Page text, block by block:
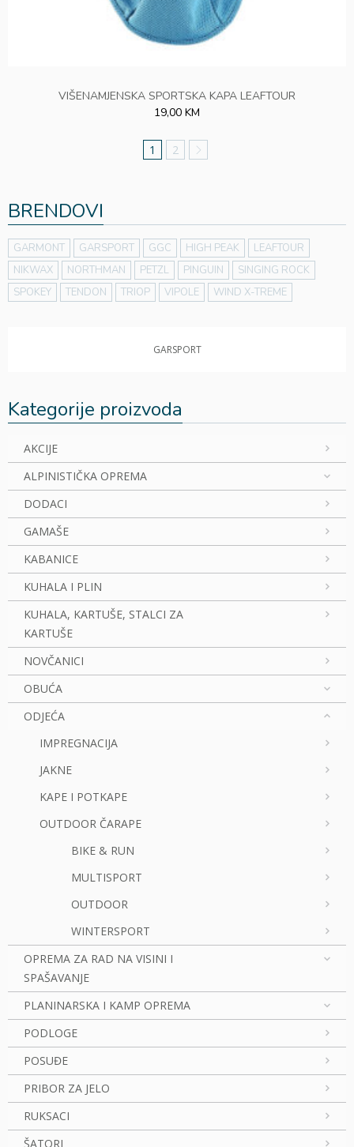
VIŠENAMJENSKA SPORTSKA KAPA LEAFTOUR
19,00 KM
1 2
BRENDOVI
GARMONT GARSPORT GGC HIGH PEAK
LEAFTOUR
NIKWAX
NORTHMAN PETZL PINGUIN
SINGING ROCK
SPOKEY
TENDON TRIOP VIPOLE WIND X-TREME
GARSPORT
GARSPORT
GARSPORT
Kategorije proizvoda
AKCIJE
ALPINISTIČKA OPREMA
DODACI
GAMAŠE
KABANICE
KUHALA I PLIN
KUHALA, KARTUŠE, STALCI ZA
KARTUŠE
NOVČANICI
OBUĆA
ODJEĆA
IMPREGNACIJA
JAKNE
KAPE I POTKAPE
OUTDOOR ČARAPE
BIKE & RUN
MULTISPORT
OUTDOOR
WINTERSPORT
OPREMA ZA RAD NA VISINI I
SPAŠAVANJE
PLANINARSKA I KAMP OPREMA
PODLOGE
POSUĐE
PRIBOR ZA JELO
RUKSACI
ŠATORI